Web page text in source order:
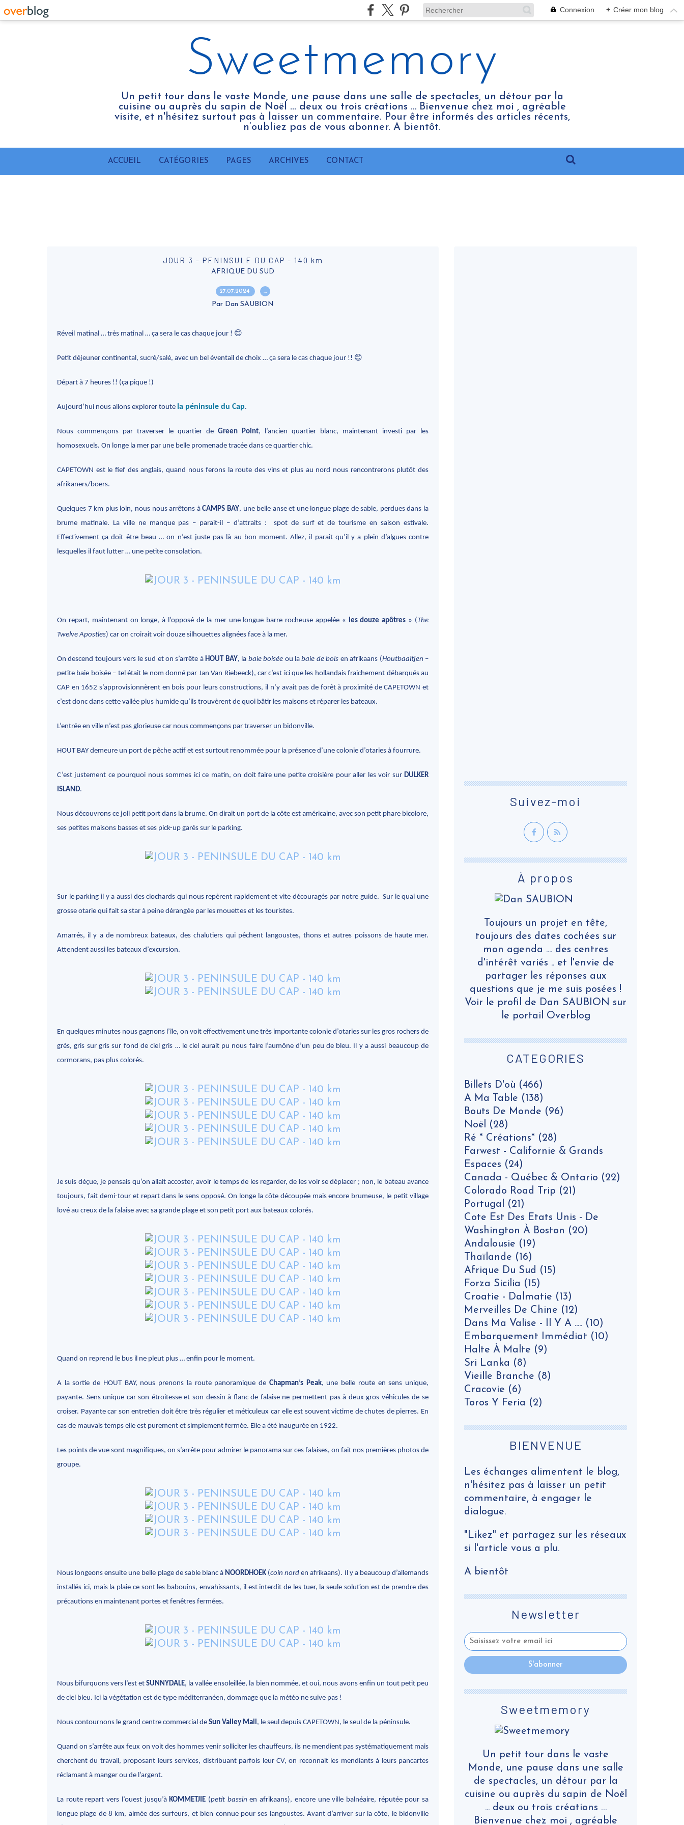
Connexion + Créer mon blog
Sweetmemory
Un petit tour dans le vaste Monde, une pause dans une salle de spectacles, un détour par la
cuisine ou auprès du sapin de Noël ... deux ou trois créations … Bienvenue chez moi , agréable
visite, et n'hésitez surtout pas à laisser un commentaire. Pour être informés des articles récents,
n’oubliez pas de vous abonner. A bientôt.
ACCUEIL CATÉGORIES PAGES ARCHIVES CONTACT
JOUR 3 - PENINSULE DU CAP - 140 km
AFRIQUE DU SUD
27.07.2024 …
Par Dan SAUBION
Réveil matinal … très matinal … ça sera le cas chaque jour ! 😊
Petit déjeuner continental, sucré/salé, avec un bel éventail de choix … ça sera le cas chaque jour !! 😊
Départ à 7 heures !! (ça pique !)
Aujourd’hui nous allons explorer toute la péninsule du Cap.
Nous commençons par traverser le quartier de Green Point, l’ancien quartier blanc, maintenant investi par les
homosexuels. On longe la mer par une belle promenade tracée dans ce quartier chic.
CAPETOWN est le fief des anglais, quand nous ferons la route des vins et plus au nord nous rencontrerons plutôt des
afrikaners/boers.
Quelques 7 km plus loin, nous nous arrêtons àCAMPS BAY, une belle anse et une longue plage de sable, perdues dans la
brume matinale. La ville ne manque pas – parait-il – d’attraits : spot de surf et de tourisme en saison estivale.
Effectivement ça doit être beau … on n’est juste pas là au bon moment. Allez, il parait qu’il y a plein d’algues contre
lesquelles il faut lutter … une petite consolation.
On repart, maintenant on longe, à l’opposé de la mer une longue barre rocheuse appelée « les douze apôtres » (The
Twelve Apostles) car on croirait voir douze silhouettes alignées face à la mer.
On descend toujours vers le sud et on s’arrête àHOUT BAY, la baie boisée ou labaie de bois en afrikaans (Houtbaaitjen –
petite baie boisée – tel était le nom donné par Jan Van Riebeeck), car c’est ici que les hollandais fraichement débarqués au
CAP en 1652 s’approvisionnèrent en bois pour leurs constructions, il n’y avait pas de forêt à proximité de CAPETOWN et
c’est donc dans cette vallée plus humide qu’ils trouvèrent de quoi bâtir les maisons et réparer les bateaux.
L’entrée en ville n’est pas glorieuse car nous commençons par traverser un bidonville.
HOUT BAY demeure un port de pêche actif et est surtout renommée pour la présence d’une colonie d’otaries à fourrure.
C’est justement ce pourquoi nous sommes ici ce matin, on doit faire une petite croisière pour aller les voir sur DULKER
ISLAND.
Nous découvrons ce joli petit port dans la brume. On dirait un port de la côte est américaine, avec son petit phare bicolore,
ses petites maisons basses et ses pick-up garés sur le parking.
Sur le parking il y a aussi des clochards qui nous repèrent rapidement et vite découragés par notre guide. Sur le quai une
grosse otarie qui fait sa star à peine dérangée par les mouettes et les touristes.
Amarrés, il y a de nombreux bateaux, des chalutiers qui pêchent langoustes, thons et autres poissons de haute mer.
Attendent aussi les bateaux d’excursion.
En quelques minutes nous gagnons l’île, on voit effectivement une très importante colonie d’otaries sur les gros rochers de
grès, gris sur gris sur fond de ciel gris … le ciel aurait pu nous faire l’aumône d’un peu de bleu. Il y a aussi beaucoup de
cormorans, pas plus colorés.
Je suis déçue, je pensais qu’on allait accoster, avoir le temps de les regarder, de les voir se déplacer ; non, le bateau avance
toujours, fait demi-tour et repart dans le sens opposé. On longe la côte découpée mais encore brumeuse, le petit village
lové au creux de la falaise avec sa grande plage et son petit port aux bateaux colorés.
Quand on reprend le bus il ne pleut plus … enfin pour le moment.
A la sortie de HOUT BAY, nous prenons la route panoramique de Chapman’s Peak, une belle route en sens unique,
payante. Sens unique car son étroitesse et son dessin à flanc de falaise ne permettent pas à deux gros véhicules de se
croiser. Payante car son entretien doit être très régulier et méticuleux car elle est souvent victime de chutes de pierres. En
cas de mauvais temps elle est purement et simplement fermée. Elle a été inaugurée en 1922.
Les points de vue sont magnifiques, on s’arrête pour admirer le panorama sur ces falaises, on fait nos premières photos de
groupe.
Nous longeons ensuite une belle plage de sable blanc àNOORDHOEK (coin nord en afrikaans). Il y a beaucoup d’allemands
installés ici, mais la plaie ce sont les babouins, envahissants, il est interdit de les tuer, la seule solution est de prendre des
précautions en maintenant portes et fenêtres fermées.
Nous bifurquons vers l’est etSUNNYDALE, la vallée ensoleillée, la bien nommée, et oui, nous avons enfin un tout petit peu
de ciel bleu. Ici la végétation est de type méditerranéen, dommage que la météo ne suive pas !
Nous contournons le grand centre commercial de Sun Valley Mall, le seul depuis CAPETOWN, le seul de la péninsule.
Quand on s’arrête aux feux on voit des hommes venir solliciter les chauffeurs, ils ne mendient pas systématiquement mais
cherchent du travail, proposant leurs services, distribuant parfois leur CV, on reconnait les mendiants à leurs pancartes
réclamant à manger ou de l’argent.
La route repart vers l’ouest jusqu’àKOMMETJIE (petit bassin en afrikaans), encore une ville balnéaire, réputée pour sa
longue plage de 8 km, aimée des surfeurs, et bien connue pour ses langoustes. Avant d’arriver sur la côte, le bidonville
Newsletter
CATEGORIES
Billets D'où (466)
A Ma Table (138)
Bouts De Monde (96)
Noël (28)
Ré * Créations* (28)
Farwest - Californie & Grands
Espaces (24)
Canada - Québec & Ontario (22)
Colorado Road Trip (21)
Portugal (21)
Cote Est Des Etats Unis - De
Washington À Boston (20)
Andalousie (19)
Thaïlande (16)
Afrique Du Sud (15)
Forza Sicilia (15)
Croatie - Dalmatie (13)
Merveilles De Chine (12)
Dans Ma Valise - Il Y A ..... (10)
Embarquement Immédiat (10)
Halte À Malte (9)
Sri Lanka (8)
Vieille Branche (8)
Cracovie (6)
Toros Y Feria (2)
Sweetmemory
Un petit tour dans le vaste
Monde, une pause dans une salle
de spectacles, un détour par la
cuisine ou auprès du sapin de Noël
... deux ou trois créations …
Bienvenue chez moi , agréable
Suivez-moi
À propos
Toujours un projet en tête,
toujours des dates cochées sur
mon agenda .... des centres
d'intérêt variés .. et l'envie de
partager les réponses aux
questions que je me suis posées !
Voir le profil de Dan SAUBION sur
le portail Overblog
BIENVENUE
Les échanges alimentent le blog,
n'hésitez pas à laisser un petit
commentaire, à engager le
dialogue.
"Likez" et partagez sur les réseaux
si l'article vous a plu.
A bientôt